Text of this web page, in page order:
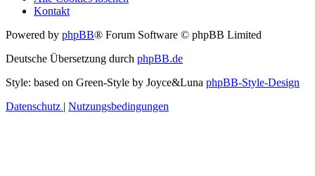
Kontakt
Powered by phpBB® Forum Software © phpBB Limited
Deutsche Übersetzung durch phpBB.de
Style: based on Green-Style by Joyce&Luna phpBB-Style-Design
Datenschutz | Nutzungsbedingungen